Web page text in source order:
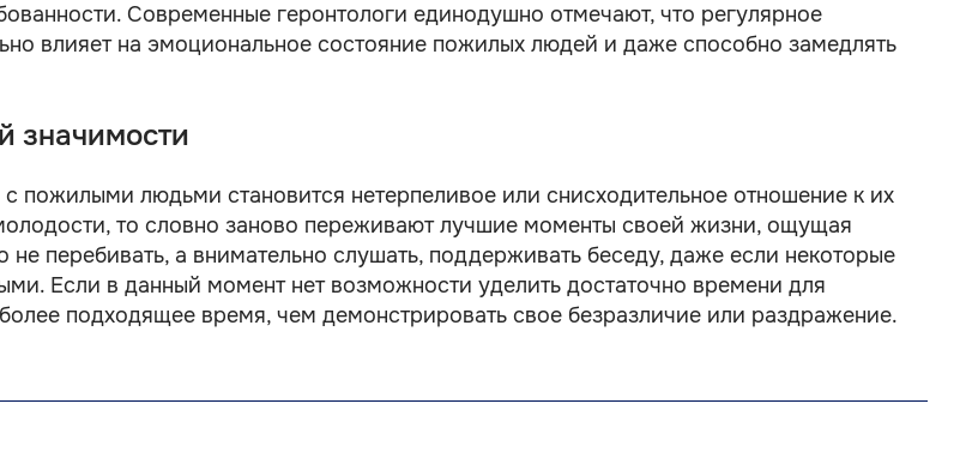
Современные геронтологи единодушно отмечают, что регулярное
влияет на эмоциональное состояние пожилых людей и даже способно замедлять
значимости
людьми становится нетерпеливое или снисходительное отношение к их
то словно заново переживают лучшие моменты своей жизни, ощущая
перебивать, а внимательно слушать, поддерживать беседу, даже если некоторые
Если в данный момент нет возможности уделить достаточно времени для
подходящее время, чем демонстрировать свое безразличие или раздражение.